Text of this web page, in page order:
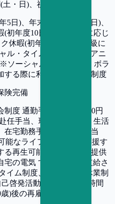
・日)、祝祭日
5日)、年末年始休暇(年6日)、
(初年度10日、勤続年数に応じ
休暇(初年度は10日、等級に
ル・タイム※(年20日)、アニ
ソーシャル・タイムは、ボラ
する際に利用できる有休制度
険完備
制度 通勤手当 (月額50,000円
任手当、現場作業手当、生活
在宅勤務手当、あみ電手当
なライフスタイルを応援す
る再生可能エネルギーの提供
宅の電気 で利用すると支給さ
イム制度、育児・介護休業制
啓発活動援助制度、短時間
)後の再雇用制度